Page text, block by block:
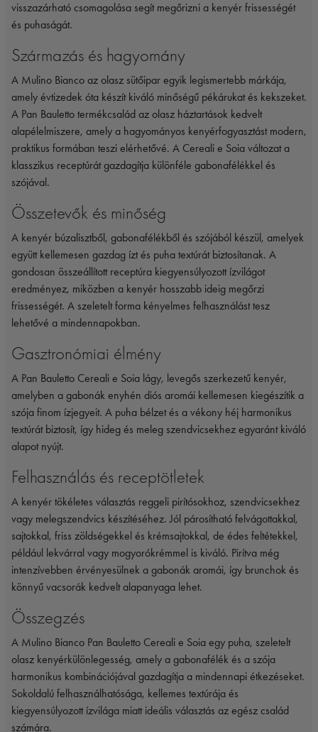
visszazárható csomagolása segít megőrizni a kenyér frissességét
és puhaságát.
Származás és hagyomány
A Mulino Bianco az olasz sütőipar egyik legismertebb márkája,
amely évtizedek óta készít kiváló minőségű pékárukat és kekszeket.
A Pan Bauletto termékcsalád az olasz háztartások kedvelt
alapélelmiszere, amely a hagyományos kenyérfogyasztást modern,
praktikus formában teszi elérhetővé. A Cereali e Soia változat a
klasszikus receptúrát gazdagítja különféle gabonafélékkel és
szójával.
Összetevők és minőség
A kenyér búzalisztből, gabonafélékből és szójából készül, amelyek
együtt kellemesen gazdag ízt és puha textúrát biztosítanak. A
gondosan összeállított receptúra kiegyensúlyozott ízvilágot
eredményez, miközben a kenyér hosszabb ideig megőrzi
frissességét. A szeletelt forma kényelmes felhasználást tesz
lehetővé a mindennapokban.
Gasztronómiai élmény
A Pan Bauletto Cereali e Soia lágy, levegős szerkezetű kenyér,
amelyben a gabonák enyhén diós aromái kellemesen kiegészítik a
szója finom ízjegyeit. A puha bélzet és a vékony héj harmonikus
textúrát biztosít, így hideg és meleg szendvicsekhez egyaránt kiváló
alapot nyújt.
Felhasználás és receptötletek
A kenyér tökéletes választás reggeli pirítósokhoz, szendvicsekhez
vagy melegszendvics készítéséhez. Jól párosítható felvágottakkal,
sajtokkal, friss zöldségekkel és krémsajtokkal, de édes feltétekkel,
például lekvárral vagy mogyorókrémmel is kiváló. Pirítva még
intenzívebben érvényesülnek a gabonák aromái, így brunchok és
könnyű vacsorák kedvelt alapanyaga lehet.
Összegzés
A Mulino Bianco Pan Bauletto Cereali e Soia egy puha, szeletelt
olasz kenyérkülönlegesség, amely a gabonafélék és a szója
harmonikus kombinációjával gazdagítja a mindennapi étkezéseket.
Sokoldalú felhasználhatósága, kellemes textúrája és
kiegyensúlyozott ízvilága miatt ideális választás az egész család
számára.